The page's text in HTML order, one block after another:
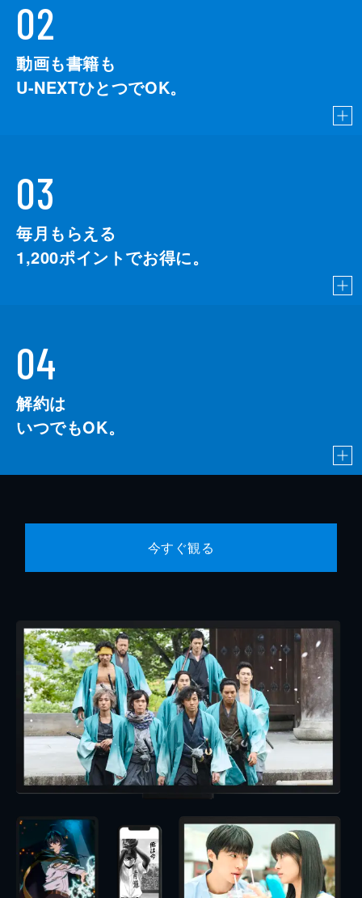
02
動画も書籍も
U-NEXTひとつでOK。
03
毎月もらえる
1,200ポイントでお得に。
04
解約は
いつでもOK。
今すぐ観る